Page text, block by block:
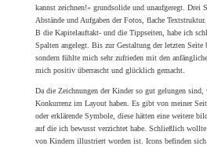
kannst zeichnen!« grundsolide und unaufgeregt. Drei
Abstände und Aufgaben der Fotos, flache
B die Kapitelauftakt- und die Tippseiten, habe ich
Spalten angelegt. Bis zur Gestaltung der letzten Seite
sondern fühlte mich sehr zufrieden mit den
mich positiv überrascht und glücklich gemacht.
Da die Zeichnungen der Kinder so gut gelungen
Konkurrenz im Layout haben. Es gibt von meiner
oder erklärende Symbole, diese hätten eine weitere
auf die ich bewusst verzichtet habe. Schließlich wollte
von Kindern illustriert worden ist. Icons befinden sich